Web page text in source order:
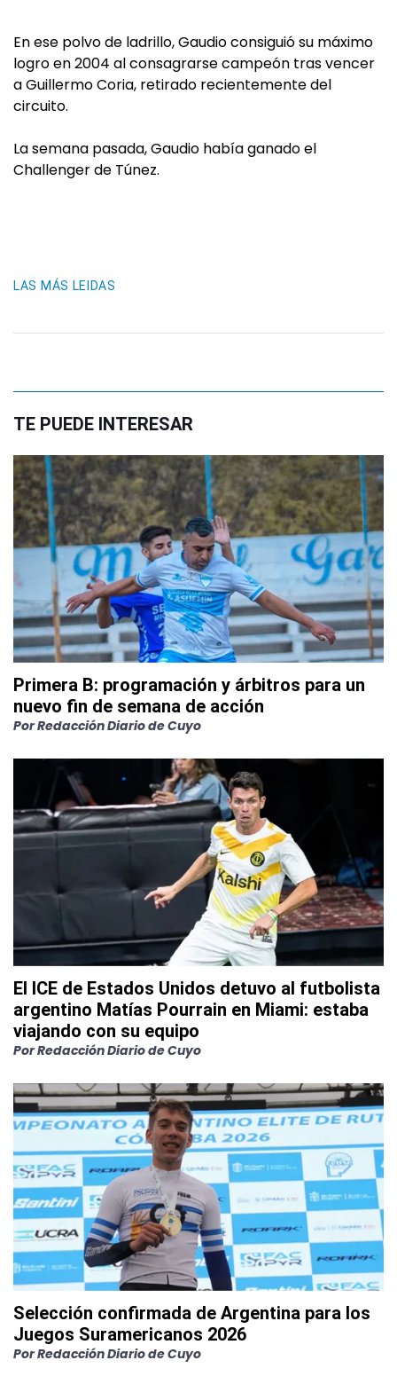
En ese polvo de ladrillo, Gaudio consiguió su máximo
logro en 2004 al consagrarse campeón tras vencer
a Guillermo Coria, retirado recientemente del
circuito.
La semana pasada, Gaudio había ganado el
Challenger de Túnez.
LAS MÁS LEIDAS
TE PUEDE INTERESAR
Primera B: programación y árbitros para un
nuevo fin de semana de acción
PorRedacción Diario de Cuyo
El ICE de Estados Unidos detuvo al futbolista
argentino Matías Pourrain en Miami: estaba
viajando con su equipo
PorRedacción Diario de Cuyo
Selección confirmada de Argentina para los
Juegos Suramericanos 2026
PorRedacción Diario de Cuyo